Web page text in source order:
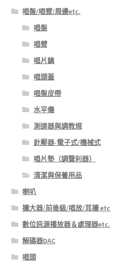
唱盤/唱臂/周邊etc.
唱盤
唱臂
唱片鎮
唱頭蓋
唱盤皮帶
水平儀
測速器與調教規
針壓器-電子式/機械式
唱片墊（調聲利器）
清潔與保養用品
喇叭
擴大器/前後級/唱放/耳擴 etc
數位訊源播放器＆處理器etc.
解碼器DAC
唱頭